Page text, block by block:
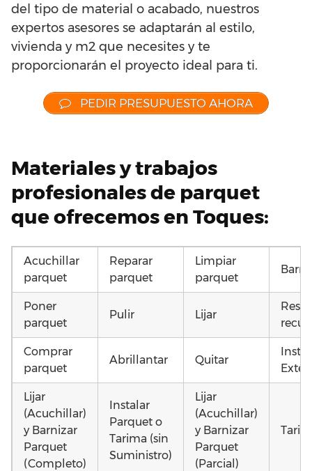
del tipo de material o acabado, nuestros
expertos asesores se adaptarán al estilo,
vivienda y m2 que necesites y te
proporcionarán el proyecto ideal para ti.
PEDIR PRESUPUESTO AHORA
Materiales y trabajos
profesionales de parquet
que ofrecemos en Toques:
Acuchillar
parquet
Reparar
parquet
Limpiar
parquet
Poner
parquet
Pulir Lijar
Comprar
parquet
Abrillantar Quitar
Lijar
(Acuchillar)
y Barnizar
Parquet
(Completo)
Instalar
Parquet o
Tarima (sin
Suministro)
Lijar
(Acuchillar)
y Barnizar
Parquet
(Parcial)